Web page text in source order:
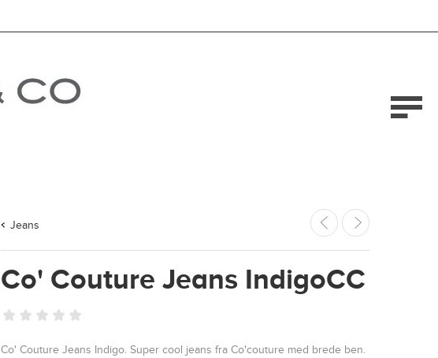
Jeans
Co' Couture Jeans IndigoCC
Co' Couture Jeans Indigo. Super cool jeans fra Co'couture med brede ben.